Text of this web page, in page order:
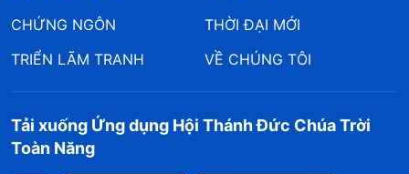
CHỨNG NGÔN
THỜI ĐẠI MỚI
TRIỂN LÃM TRANH
VỀ CHÚNG TÔI
Tải xuống Ứng dụng Hội Thánh Đức Chúa Trời
Toàn Năng